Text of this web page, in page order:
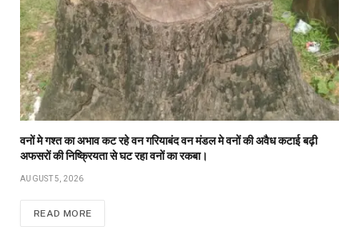
वनों मे गश्त का अभाव कट रहे वन गरियाबंद वन मंडल मे वनों की अवैध कटाई बढ़ी
अफसरों की निष्क्रियता से घट रहा वनों का रकबा।
AUGUST 5, 2026
READ MORE